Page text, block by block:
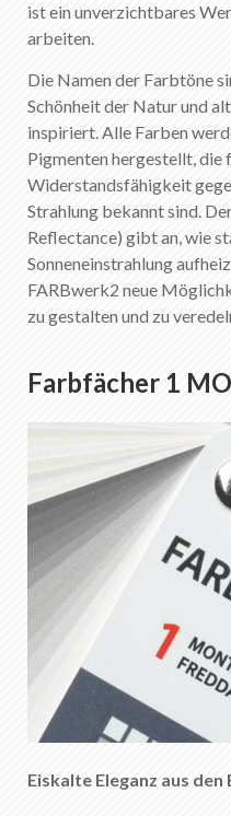
ist ein unverzichtbares
arbeiten.
Die Namen der Farbtöne
Schönheit der Natur und
inspiriert. Alle Farben
Pigmenten hergestellt, die
Widerstandsfähigkeit
Strahlung bekannt sind.
Reflectance) gibt an, wie
Sonneneinstrahlung
FARBwerk2 neue
zu gestalten und zu
Farbfächer 1
Eiskalte Eleganz aus den